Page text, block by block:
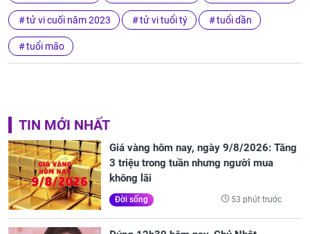
tử vi cuối năm 2023 tử vi tuổi tý tuổi dần
tuổi mão
TIN MỚI NHẤT
Giá vàng hôm nay, ngày 9/8/2026: Tăng
3 triệu trong tuần nhưng người mua
không lãi
Đời sống 53 phút trước